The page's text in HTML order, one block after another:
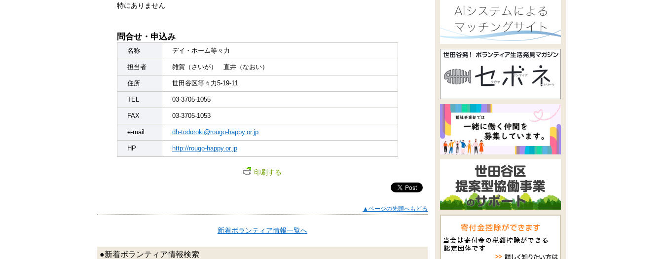
特にありません
問合せ・申込み
名称 デイ・ホーム等々力
担当者 雑賀（さいが） 直井（なおい）
住所 世田谷区等々力5-19-11
TEL 03-3705-1055
FAX 03-3705-1053
e-mail dh-todoroki@rougo-happy.or.jp
HP http://rougo-happy.or.jp
印刷する
▲ページの先頭へもどる
新着ボランティア情報一覧へ
●新着ボランティア情報検索